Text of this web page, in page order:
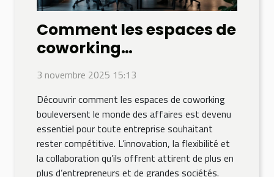
Comment les espaces de
coworking
transforment-ils le
monde des affaires ?
3 novembre 2025 15:13
Découvrir comment les espaces de coworking
bouleversent le monde des affaires est devenu
essentiel pour toute entreprise souhaitant
rester compétitive. L’innovation, la flexibilité et
la collaboration qu’ils offrent attirent de plus en
plus d’entrepreneurs et de grandes sociétés.